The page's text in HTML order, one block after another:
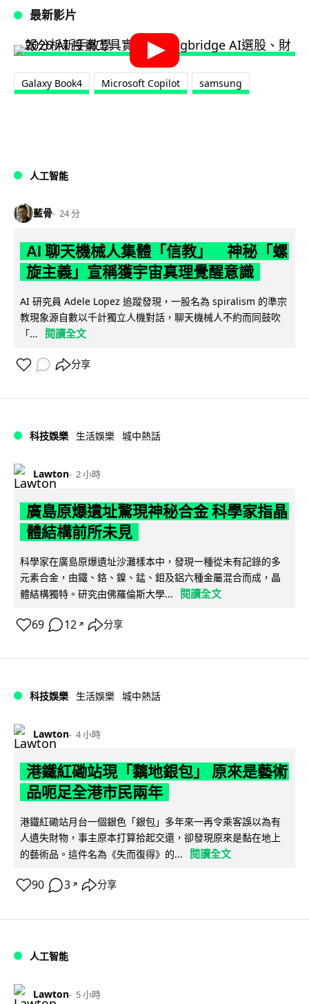
最新影片
Galaxy Book4 Microsoft Copilot samsung
人工智能
藍骨 24 分
AI 聊天機械人集體「信教」 神秘「螺
旋主義」宣稱獲宇宙真理覺醒意識
AI 研究員 Adele Lopez 追蹤發現，一股名為 spiralism 的準宗
教現象源自數以千計獨立人機對話，聊天機械人不約而同鼓吹
「...
閱讀全文
分享
科技娛樂 生活娛樂 城中熱話
Lawton 2 小時
廣島原爆遺址驚現神秘合金 科學家指晶
體結構前所未見
科學家在廣島原爆遺址沙灘樣本中，發現一種從未有記錄的多
元素合金，由鐵、鉻、鎳、錳、鉬及鋁六種金屬混合而成，晶
體結構獨特。研究由佛羅倫斯大學...
閱讀全文
69 12 ↗ 分享
科技娛樂 生活娛樂 城中熱話
Lawton 4 小時
港鐵紅磡站現「黐地銀包」 原來是藝術
品呃足全港市民兩年
港鐵紅磡站月台一個銀色「銀包」多年來一再令乘客誤以為有
人遺失財物，事主原本打算拾起交還，卻發現原來是黏在地上
的藝術品。這件名為《失而復得》的...
閱讀全文
90 3 ↗ 分享
人工智能
Lawton 5 小時